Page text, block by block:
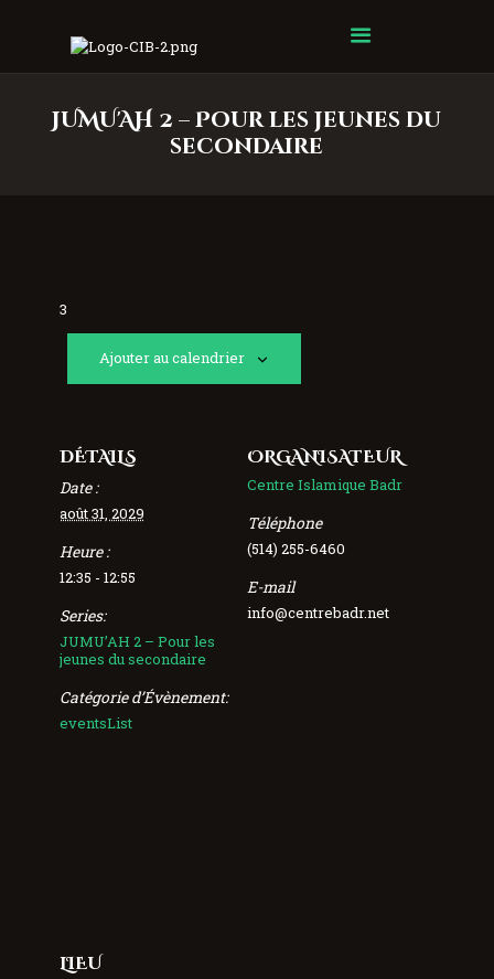
JUMU'AH 2 – Pour les jeunes du
secondaire
Centre Islamique Badr
3
Ajouter au calendrier
DÉTAILS
Date :
août 31, 2029
Heure :
12:35 - 12:55
Series:
JUMU’AH 2 – Pour les
jeunes du secondaire
Catégorie d’Évènement:
eventsList
ORGANISATEUR
Centre Islamique Badr
Téléphone
(514) 255-6460
E-mail
info@centrebadr.net
LIEU